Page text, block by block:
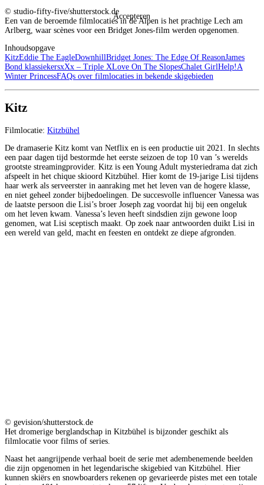
Accepteren
© studio-fifty-five/shutterstock.de
Een van de beroemde filmlocaties in de Alpen is het prachtige Lech am
Arlberg, waar scènes voor een Bridget Jones-film werden opgenomen.
Inhoudsopgave
KitzEddie The EagleDownhillBridget Jones: The Edge Of ReasonJames
Bond klassiekersxXx – Triple XLove On The SlopesChalet GirlHelp! A
Winter PrincessFAQs over filmlocaties in bekende skigebieden
Kitz
Filmlocatie: Kitzbühel
De dramaserie Kitz komt van Netflix en is een productie uit 2021. In slechts
een paar dagen tijd bestormde het eerste seizoen de top 10 van ’s werelds
grootste streamingprovider. Kitz is een Young Adult mysteriedrama dat zich
afspeelt in het chique skioord Kitzbühel. Hier komt de 19-jarige Lisi tijdens
haar werk als serveerster in aanraking met het leven van de hogere klasse,
en niet geheel zonder bijbedoelingen. De succesvolle influencer Vanessa was
de laatste persoon die Lisi’s broer Joseph zag voordat hij bij een ongeluk
om het leven kwam. Vanessa’s leven heeft sindsdien zijn gewone loop
genomen, wat Lisi sceptisch maakt. Op zoek naar antwoorden duikt Lisi in
een wereld van geld, macht en feesten en ontdekt ze diepe afgronden.
© gevision/shutterstock.de
Het dromerige berglandschap in Kitzbühel is bijzonder geschikt als
filmlocatie voor films of series.
Naast het aangrijpende verhaal boeit de serie met adembenemende beelden
die zijn opgenomen in het legendarische skigebied van Kitzbühel. Hier
kunnen skiërs en snowboarders rekenen op gevarieerde pistes met een totale